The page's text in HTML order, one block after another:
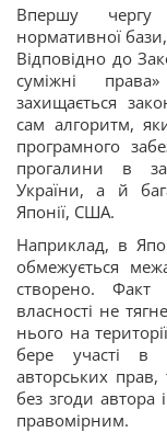
Впершу чергу
нормативної
Відповідно до
суміжні
захищається
сам алгоритм,
програмного
прогалини в
України, а й
Японії, США.
Наприклад, в
обмежується
створено. Факт
власності не
нього на
бере участі в
авторських
без згоди автора
правомірним.